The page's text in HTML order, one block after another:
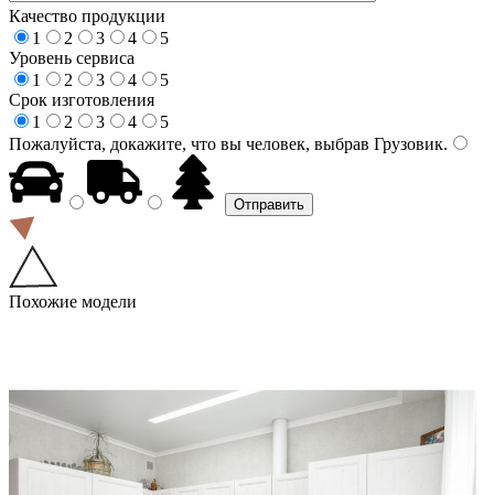
Качество продукции
1
2 3 4
5
Уровень сервиса
1
2 3 4
5
Срок изготовления
1
2 3 4
5
Пожалуйста, докажите, что вы человек, выбрав Грузовик.
Похожие модели